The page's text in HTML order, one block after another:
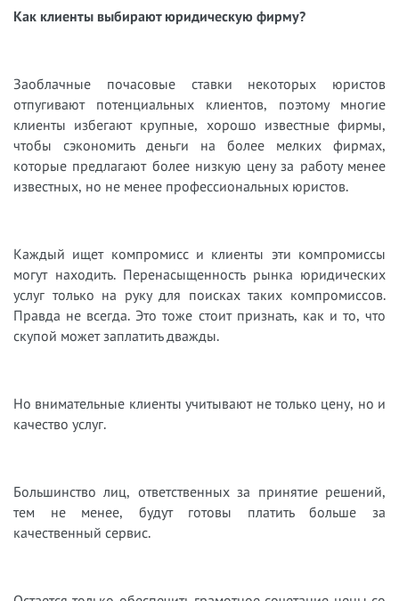
Как клиенты выбирают юридическую фирму?
Заоблачные почасовые ставки некоторых юристов
отпугивают потенциальных клиентов, поэтому многие
клиенты избегают крупные, хорошо известные фирмы,
чтобы сэкономить деньги на более мелких фирмах,
которые предлагают более низкую цену за работу менее
известных, но не менее профессиональных юристов.
Каждый ищет компромисс и клиенты эти компромиссы
могут находить. Перенасыщенность рынка юридических
услуг только на руку для поисках таких компромиссов.
Правда не всегда. Это тоже стоит признать, как и то, что
скупой может заплатить дважды.
Но внимательные клиенты учитывают не только цену, но и
качество услуг.
Большинство лиц, ответственных за принятие решений,
тем не менее, будут готовы платить больше за
качественный сервис.